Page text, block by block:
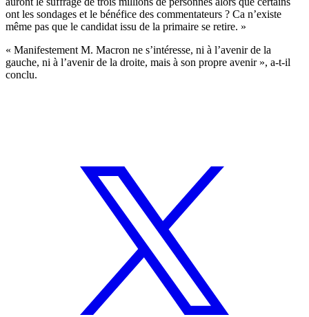
ont les sondages et le bénéfice des commentateurs ? Ca n’existe
même pas que le candidat issu de la primaire se retire. »
« Manifestement M. Macron ne s’intéresse, ni à l’avenir de la
gauche, ni à l’avenir de la droite, mais à son propre avenir », a-t-il
conclu.